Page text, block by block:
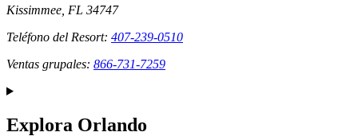
Kissimmee, FL 34747
Teléfono del Resort: 407-239-0510
Ventas grupales: 866-731-7259
Explora Orlando